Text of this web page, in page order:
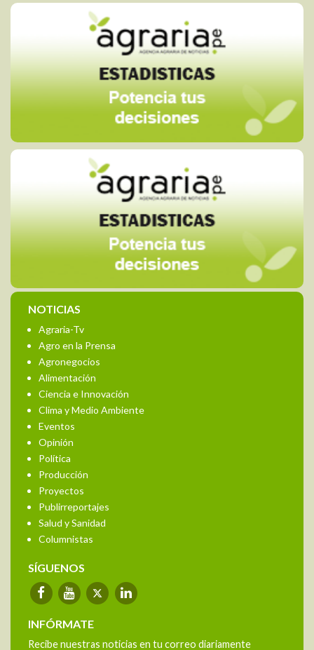
NOTICIAS
Agraria-Tv
Agro en la Prensa
Agronegocios
Alimentación
Ciencia e Innovación
Clima y Medio Ambiente
Eventos
Opinión
Política
Producción
Proyectos
Publirreportajes
Salud y Sanidad
Columnistas
SÍGUENOS
INFÓRMATE
Recibe nuestras noticias en tu correo diariamente